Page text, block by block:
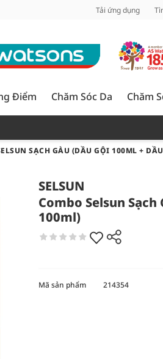
Minh Tải ứng dụng
Điểm Chăm Sóc Da Chăm
SẠCH GÀU (DẦU GỘI 100ML +
SELSUN
Combo Selsun Sạch
100ml)
Mã sản phẩm 214354